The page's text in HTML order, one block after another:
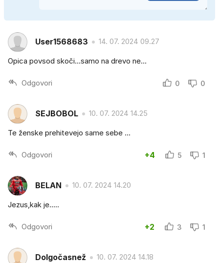
User1568683 14. 07. 2024 09.27
Opica povsod skoči...samo na drevo ne...
Odgovori 0 0
SEJBOBOL 10. 07. 2024 14.25
Te ženske prehitevejo same sebe ...
Odgovori +4 5 1
BELAN 10. 07. 2024 14.20
Jezus,kak je.....
Odgovori +2 3 1
Dolgočasnež 10. 07. 2024 14.18